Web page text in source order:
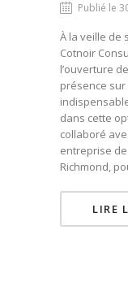
Publié le
À la veille de
Cotnoir
l’ouverture
présence
dans cette
collaboré
entreprise
Richmond,
LIRE